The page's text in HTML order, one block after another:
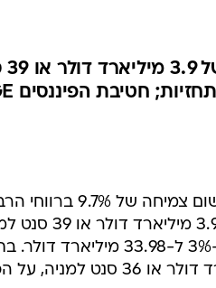
ג'נרל אלקטריק
החברה
הכנסות חברת הענק ירדו ב-